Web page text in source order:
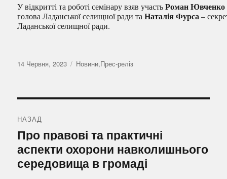
У відкритті та роботі семінару взяв участьРоман Ювченко
голова Ладанської селищної ради таНаталія Фурса–
Ладанської селищної ради.
Оприлюднено
14 Червня, 2023 Категорії
Новини,Прес-реліз
записів
НАЗАД
Попередній
запис:
Про правові та практичні
аспекти охорони навколишнього
середовища в громаді